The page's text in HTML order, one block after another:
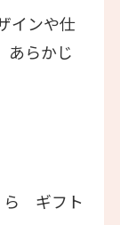
インや仕
あらかじ
ら ギフト